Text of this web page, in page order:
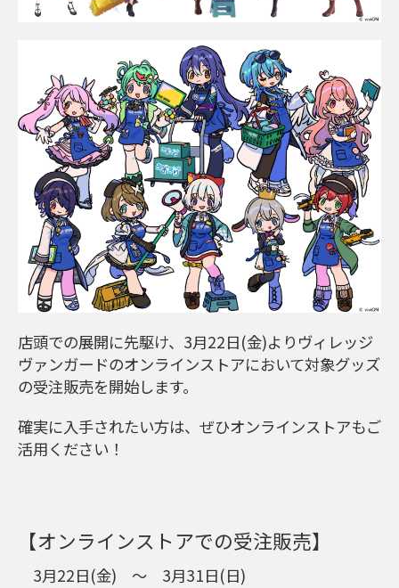
店頭での展開に先駆け、3月22日(金)よりヴィレッジ
ヴァンガードのオンラインストアにおいて対象グッズ
の受注販売を開始します。
確実に入手されたい方は、ぜひオンラインストアもご
活用ください！
【オンラインストアでの受注販売】
3月22日(金) ～ 3月31日(日)